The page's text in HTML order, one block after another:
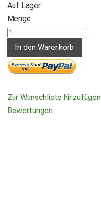
Auf Lager
Menge
In den Warenkorb
Zur Wunschliste hinzufügen
Bewertungen